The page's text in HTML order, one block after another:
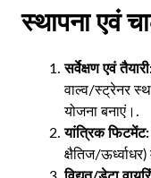
स्थापना एवं
सर्वेक्षण एवं
वाल्व/स्ट्रेनर
योजना बनाएं।.
यांत्रिक फिटमेंट:
क्षैतिज/